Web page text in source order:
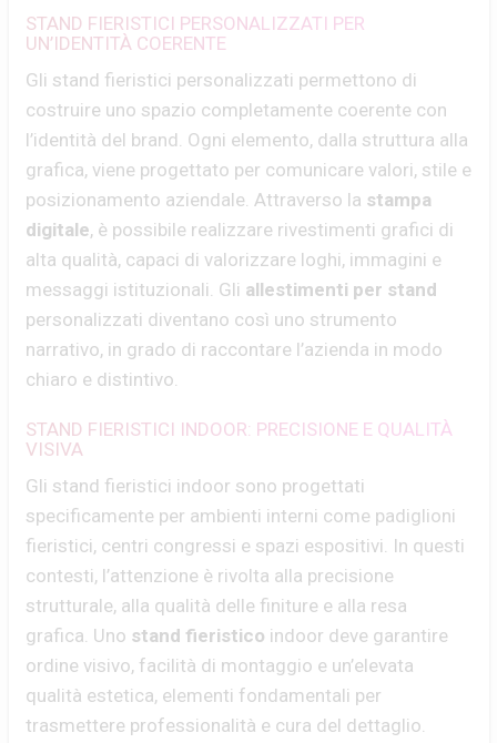
STAND FIERISTICI PERSONALIZZATI PER
UN’IDENTITÀ COERENTE
Gli stand fieristici personalizzati permettono di
costruire uno spazio completamente coerente con
l’identità del brand. Ogni elemento, dalla struttura alla
grafica, viene progettato per comunicare valori, stile e
posizionamento aziendale. Attraverso la stampa
digitale, è possibile realizzare rivestimenti grafici di
alta qualità, capaci di valorizzare loghi, immagini e
messaggi istituzionali. Gli allestimenti per stand
personalizzati diventano così uno strumento
narrativo, in grado di raccontare l’azienda in modo
chiaro e distintivo.
STAND FIERISTICI INDOOR: PRECISIONE E QUALITÀ
VISIVA
Gli stand fieristici indoor sono progettati
specificamente per ambienti interni come padiglioni
fieristici, centri congressi e spazi espositivi. In questi
contesti, l’attenzione è rivolta alla precisione
strutturale, alla qualità delle finiture e alla resa
grafica. Uno stand fieristico indoor deve garantire
ordine visivo, facilità di montaggio e un’elevata
qualità estetica, elementi fondamentali per
trasmettere professionalità e cura del dettaglio.